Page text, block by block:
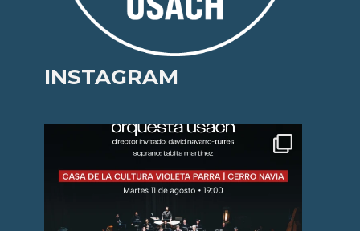
INSTAGRAM